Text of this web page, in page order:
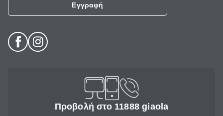
Εγγραφή
Προβολή στο 11888 giaola